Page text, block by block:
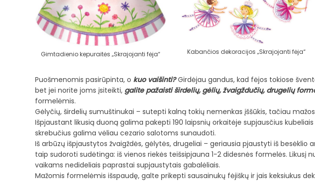
Gimtadienio kepuraitės „Skrajojanti fėja“ Kabančios dekoracijos „Skrajojanti fėja“
Puošmenomis pasirūpinta, o kuo vaišinti?Girdėjau gandus, kad fėjos tokiose
bet jei norite joms įsiteikti, galite pažaisti širdelių, gėlių, žvaigždučių, drugelių
formelėmis.
Gėlyčių, širdelių sumuštinukai – sutepti kalną tokių nemenkas įššūkis, tačiau
Išpjaustant likusią duoną galima pakepti 190 laipsnių orkaitėje supjausčius
skrebučius galima vėliau cezario salotoms sunaudoti.
Iš arbūzų išpjaustytos žvaigždės, gėlytės, drugeliai – geriausia pjaustyti iš besėklio
taip sudoroti sudėtinga: iš vienos riekės teišsipjauna 1-2 didesnės formelės. Likusį
vaikams nedideliais paprastai supjaustytais gabalėliais.
Mažomis formelėmis išspaudę, galte prikepti sausainukų fėjiškų ir jais keksiukus